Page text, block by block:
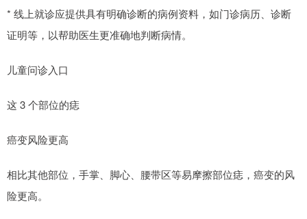
* 线上就诊应提供具有明确诊断的病例资料，如门诊病历、诊断
证明等，以帮助医生更准确地判断病情。
儿童问诊入口
这 3 个部位的痣
癌变风险更高
相比其他部位，手掌、脚心、腰带区等易摩擦部位痣，癌变的风
险更高。